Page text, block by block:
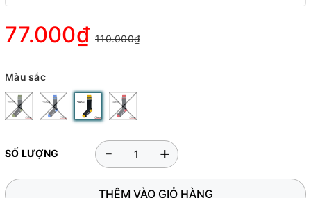
77.000₫ 110.000₫
Màu sắc
SỐ LƯỢNG +
-
THÊM VÀO GIỎ HÀNG